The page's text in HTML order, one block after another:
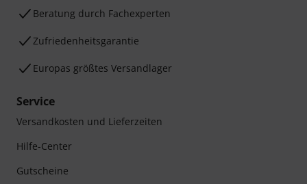
Beratung durch Fachexperten
Zufriedenheitsgarantie
Europas größtes Versandlager
Service
Versandkosten und Lieferzeiten
Hilfe-Center
Gutscheine